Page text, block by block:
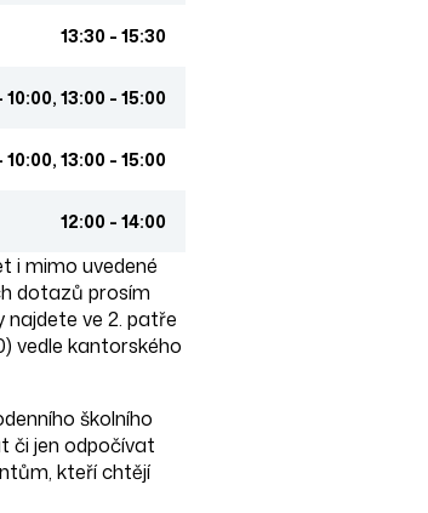
13:30 - 15:30
10:00, 13:00 - 15:00
10:00, 13:00 - 15:00
12:00 - 14:00
i mimo uvedené
dotazů prosím
najdete ve 2. patře
vedle kantorského
školního
či jen odpočívat
kteří chtějí